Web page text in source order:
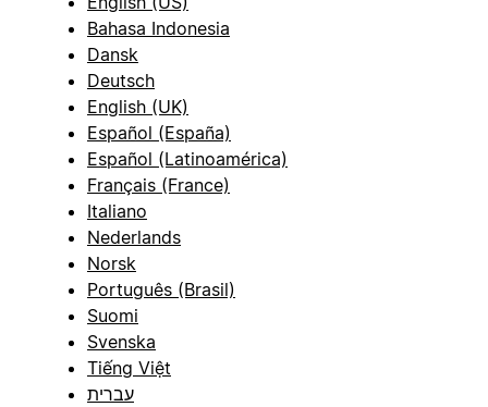
Bahasa Indonesia
Dansk
Deutsch
English (UK)
Español (España)
Español (Latinoamérica)
Français (France)
Italiano
Nederlands
Norsk
Português (Brasil)
Suomi
Svenska
Tiếng Việt
עברית